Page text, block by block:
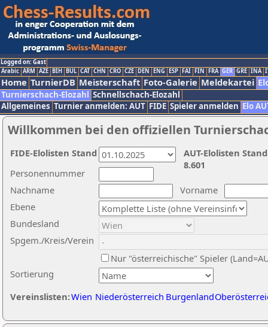
Logged on: Gast
Arabic ARM AZE BIH BUL CAT CHN CRO CZE DEN ENG ESP FAI FIN FRA GER GRE INA
Home TurnierDB Meisterschaft Foto-Galerie Meldekartei
Turnierschach-Elozahl Schnellschach-Elozahl
Allgemeines Turnier anmelden: AUT FIDE Spieler anmelden Elo
Willkommen bei den offiziellen
Nachname
Vorname
Ebene
Sortierung
Personennummer
Bundesland
Spgem./Kreis/Verein
Nur "österreichische" Spieler
Vereinslisten:Wien Niederösterreich Burgenland
AUT-Elolisten
8.601
FIDE-Elolisten Stand